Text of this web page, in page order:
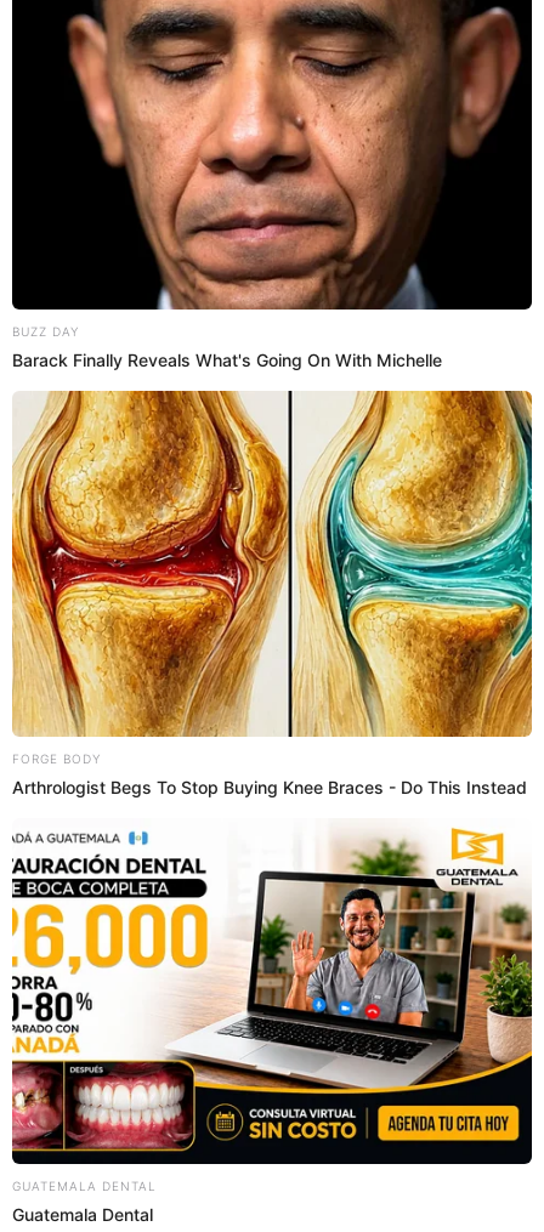
Alfredo Benavides se salva y no irá a
la cárcel por presunto lavado de
activos
Este viernes 26 de noviembre, el Séptimo Juzgado de
Investigación Preparatoria Nacional decidió negar el
pedido de prisión preventiva cómico Alfredo Benavides,
quien está siendo investigado por estar vinculado a una
red de lavados de activos ligada al exalcalde del distrito de
San Juan de Lurigancho Carlos Burgos Horna.